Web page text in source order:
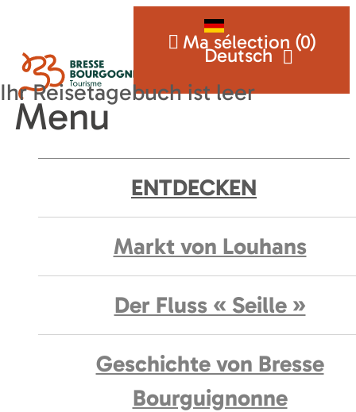
Deutsch
Ma sélection (0)
Menu
ENTDECKEN
Markt von Louhans
Der Fluss « Seille »
Geschichte von Bresse
Bourguignonne